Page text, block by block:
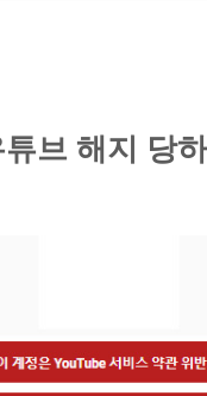
브 해지 당